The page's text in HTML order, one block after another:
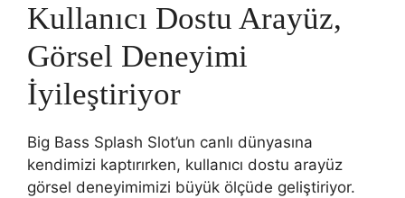
Kullanıcı Dostu Arayüz,
Görsel Deneyimi
İyileştiriyor
Big Bass Splash Slot’un canlı dünyasına
kendimizi kaptırırken, kullanıcı dostu arayüz
görsel deneyimimizi büyük ölçüde geliştiriyor.